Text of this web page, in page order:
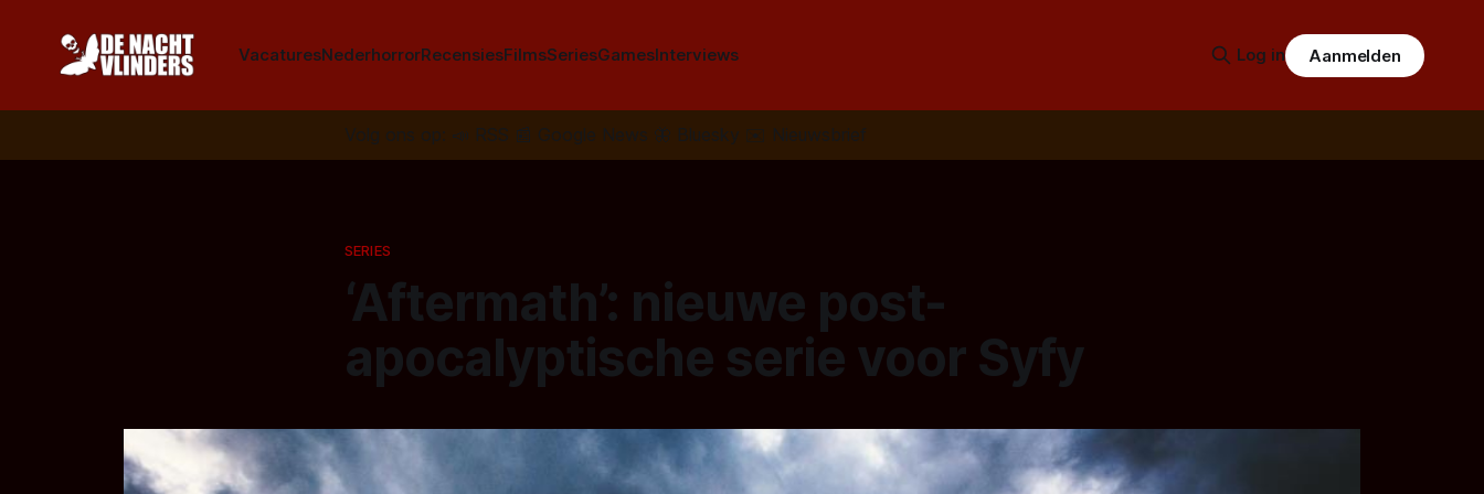
VacaturesNederhorrorRecensiesFilmsSeriesGamesInterviews Log in Aanmelden
Volg ons op: 📣 RSS 📰 Google News 🦋 Bluesky ✉️ Nieuwsbrief
SERIES
‘Aftermath’: nieuwe post-
apocalyptische serie voor Syfy